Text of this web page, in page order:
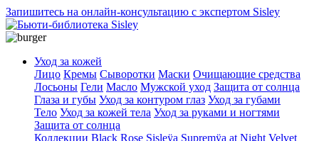
Запишитесь на онлайн-консультацию с экспертом Sisley
Уход за кожей
Лицо Кремы Сыворотки Маски Очищающие средства
Лосьоны Гели Масло Мужской уход Защита от солнца
Глаза и губы Уход за контуром глаз Уход за губами
Тело Уход за кожей тела Уход за руками и ногтями
Защита от солнца
Коллекции Black Rose Sisleÿa Supremÿa at Night Velvet